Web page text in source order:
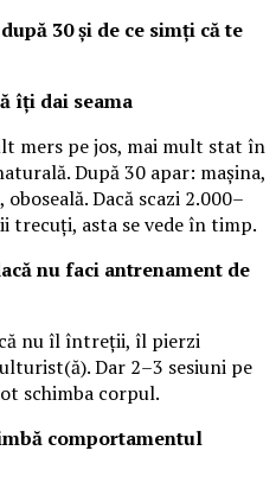
30 și de ce simți că te
îți dai seama
mers pe jos, mai mult stat în
După 30 apar: mașina,
Dacă scazi 2.000–
trecuți, asta se vede în timp.
nu faci antrenament de
nu îl întreții, îl pierzi
Dar 2–3 sesiuni pe
schimba corpul.
comportamentul